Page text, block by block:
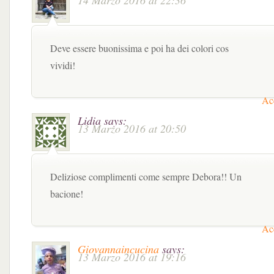
Deve essere buonissima e poi ha dei colori cos
vividi!
Lidia says:
13 Marzo 2016 at 20:50
Deliziose complimenti come sempre Debora!! Un
bacione!
Giovannaincucina says:
13 Marzo 2016 at 19:16